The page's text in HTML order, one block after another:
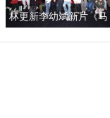
林更新李幼斌新片《马